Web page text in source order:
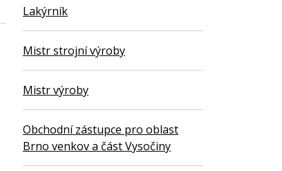
Lakýrník
Mistr strojní výroby
Mistr výroby
Obchodní zástupce pro oblast
Brno venkov a část Vysočiny